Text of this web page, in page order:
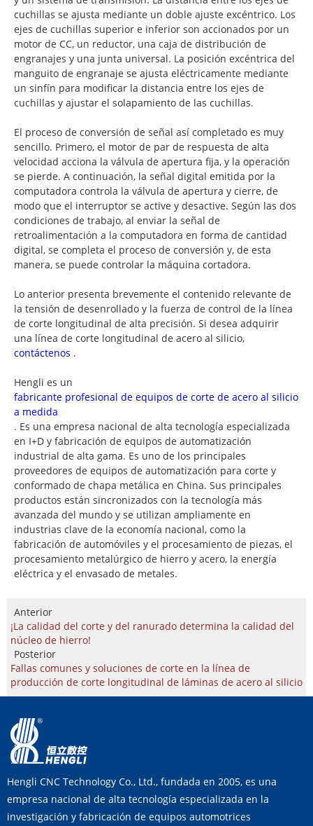
cuchillas se ajusta mediante un doble ajuste excéntrico. Los
ejes de cuchillas superior e inferior son accionados por un
motor de CC, un reductor, una caja de distribución de
engranajes y una junta universal. La posición excéntrica del
manguito de engranaje se ajusta eléctricamente mediante
un sinfín para modificar la distancia entre los ejes de
cuchillas y ajustar el solapamiento de las cuchillas.
El proceso de conversión de señal así completado es muy
sencillo. Primero, el motor de par de respuesta de alta
velocidad acciona la válvula de apertura fija, y la operación
se pierde. A continuación, la señal digital emitida por la
computadora controla la válvula de apertura y cierre, de
modo que el interruptor se active y desactive. Según las dos
condiciones de trabajo, al enviar la señal de
retroalimentación a la computadora en forma de cantidad
digital, se completa el proceso de conversión y, de esta
manera, se puede controlar la máquina cortadora.
Lo anterior presenta brevemente el contenido relevante de
la tensión de desenrollado y la fuerza de control de la línea
de corte longitudinal de alta precisión. Si desea adquirir
una línea de corte longitudinal de acero al silicio,
contáctenos .
Hengli es un
fabricante profesional de equipos de corte de acero al silicio
a medida
. Es una empresa nacional de alta tecnología especializada
en I+D y fabricación de equipos de automatización
industrial de alta gama. Es uno de los principales
proveedores de equipos de automatización para corte y
conformado de chapa metálica en China. Sus principales
productos están sincronizados con la tecnología más
avanzada del mundo y se utilizan ampliamente en
industrias clave de la economía nacional, como la
fabricación de automóviles y el procesamiento de piezas, el
procesamiento metalúrgico de hierro y acero, la energía
eléctrica y el envasado de metales.
Anterior
¡La calidad del corte y del ranurado determina la calidad del
núcleo de hierro!
Posterior
Fallas comunes y soluciones de corte en la línea de
producción de corte longitudinal de láminas de acero al silicio
Hengli CNC Technology Co., Ltd., fundada en 2005, es una
empresa nacional de alta tecnología especializada en la
investigación y fabricación de equipos automotrices